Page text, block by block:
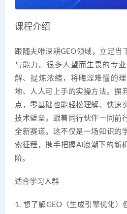
课程介绍
跟随夫唯深耕GEO领域，立足当
与能力。很多人望而生畏的专
解、提炼浓缩，将晦涩难懂的
地、人人可上手的实操方法。摒
点，零基础也能轻松理解、快速
技术壁垒，跟着同行伙伴一同前
全新赛道。这不仅是一场知识的
索征程，携手把握AI浪潮下的新
阶。
适合学习人群
1. 想了解GEO（生成引擎优化）